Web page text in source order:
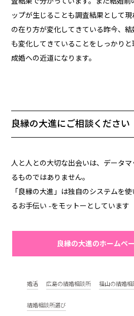
ップが生じることも調査結果として
の在り方が変化してきている昨今、
も変化してきていることをしっかり
成婚への近道になります。
良縁の大進にご相談ください
人と人との大切な出会いは、データ
るものではありません。
「良縁の大進」は独自のシステムを
るお手伝い -をモットーとしています
良縁の大進のホームペ
婚活 広島の結婚相談所 福山の結婚相
結婚相談所選び